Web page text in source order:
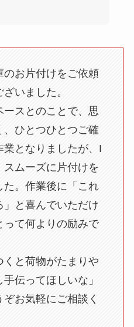
のお片付けをご依頼
いました。
スとのことで、思
ひとつひとつご確
となりましたが、I
スムーズに片付けを
。作業後に「これ
と喜んでいただけ
って何よりの励みで
と荷物がたまりや
伝ってほしいな」
お気軽にご相談く